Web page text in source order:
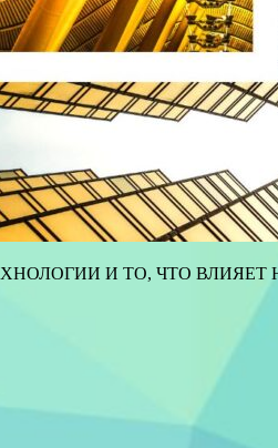
И ТО, ЧТО ВЛИЯЕТ